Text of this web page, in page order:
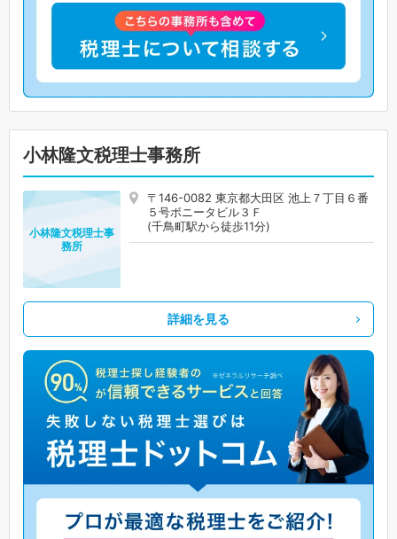
小林隆文税理士事務所
〒146-0082 東京都大田区 池上７丁目６番
５号ボニータビル３Ｆ
(千鳥町駅から徒歩11分)
小林隆文税理士事
務所
詳細を見る